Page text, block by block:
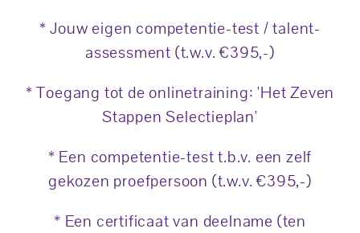
* Jouw eigen competentie-test / talent-
assessment (t.w.v. €395,-)
* Toegang tot de onlinetraining: 'Het Zeven
Stappen Selectieplan'
* Een competentie-test t.b.v. een zelf
gekozen proefpersoon (t.w.v. €395,-)
* Een certificaat van deelname (ten